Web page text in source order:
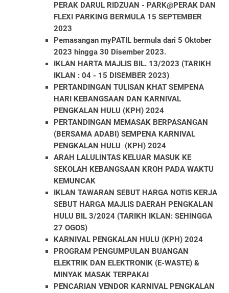
PERAK DARUL RIDZUAN - PARK@PERAK DAN
FLEXI PARKING BERMULA 15 SEPTEMBER
2023
Pemasangan myPATIL bermula dari 5 Oktober
2023 hingga 30 Disember 2023.
IKLAN HARTA MAJLIS BIL. 13/2023 (TARIKH
IKLAN : 04 - 15 DISEMBER 2023)
PERTANDINGAN TULISAN KHAT SEMPENA
HARI KEBANGSAAN DAN KARNIVAL
PENGKALAN HULU (KPH) 2024
PERTANDINGAN MEMASAK BERPASANGAN
(BERSAMA ADABI) SEMPENA KARNIVAL
PENGKALAN HULU (KPH) 2024
ARAH LALULINTAS KELUAR MASUK KE
SEKOLAH KEBANGSAAN KROH PADA WAKTU
KEMUNCAK
IKLAN TAWARAN SEBUT HARGA NOTIS KERJA
SEBUT HARGA MAJLIS DAERAH PENGKALAN
HULU BIL 3/2024 (TARIKH IKLAN: SEHINGGA
27 OGOS)
KARNIVAL PENGKALAN HULU (KPH) 2024
PROGRAM PENGUMPULAN BUANGAN
ELEKTRIK DAN ELEKTRONIK (E-WASTE) &
MINYAK MASAK TERPAKAI
PENCARIAN VENDOR KARNIVAL PENGKALAN